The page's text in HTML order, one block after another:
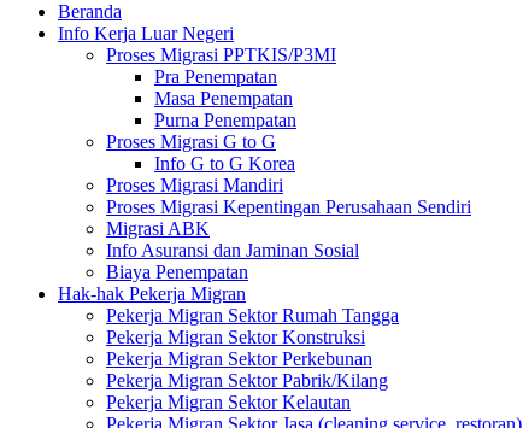
Beranda
Info Kerja Luar Negeri
Proses Migrasi PPTKIS/P3MI
Pra Penempatan
Masa Penempatan
Purna Penempatan
Proses Migrasi G to G
Info G to G Korea
Proses Migrasi Mandiri
Proses Migrasi Kepentingan Perusahaan Sendiri
Migrasi ABK
Info Asuransi dan Jaminan Sosial
Biaya Penempatan
Hak-hak Pekerja Migran
Pekerja Migran Sektor Rumah Tangga
Pekerja Migran Sektor Konstruksi
Pekerja Migran Sektor Perkebunan
Pekerja Migran Sektor Pabrik/Kilang
Pekerja Migran Sektor Kelautan
Pekerja Migran Sektor Jasa (cleaning service, restoran)